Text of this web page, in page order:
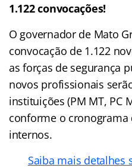
1.122 convocações!
O governador de Mato
convocação de 1.122
as forças de segurança
novos profissionais
instituições (PM MT, PC
conforme o
internos.
Saiba mais detalhes